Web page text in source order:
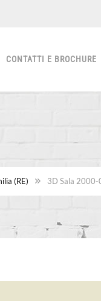
CONTATTI E BROCHURE
(RE) 3D Sala 2000-